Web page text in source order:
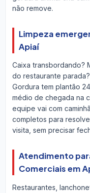
não remove.
Limpeza
Apiaí
Caixa transbordando?
do restaurante
Gordura tem plantão
médio de chegada na
equipe vai com
completos para
visita, sem precisar
Atendimento
Comerciais em
Restaurantes,